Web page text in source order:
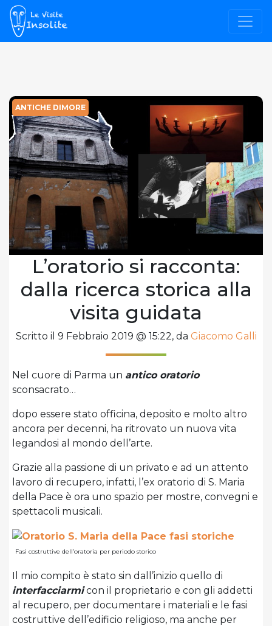
ANTICHE DIMORE
L’oratorio si racconta:
dalla ricerca storica alla
visita guidata
Scritto il 9 Febbraio 2019 @ 15:22, da Giacomo Galli
Nel cuore di Parma un antico oratorio
sconsacrato…
dopo essere stato officina, deposito e molto altro
ancora per decenni, ha ritrovato un nuova vita
legandosi al mondo dell’arte.
Grazie alla passione di un privato e ad un attento
lavoro di recupero, infatti, l’ex oratorio di S. Maria
della Pace è ora uno spazio per mostre, convegni e
spettacoli musicali.
Fasi costruttive dell’oratoria per periodo storico
Il mio compito è stato sin dall’inizio quello di
interfacciarmicon il proprietario e con gli addetti
al recupero, per documentare i materiali e le fasi
costruttive dell’edificio religioso, ma anche per